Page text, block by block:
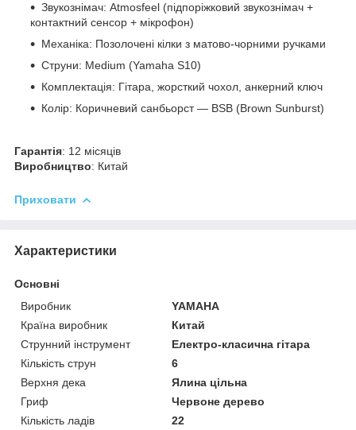
Звукознімач: Atmosfeel (підпоріжковий звукознімач +
контактний сенсор + мікрофон)
Механіка: Позолочені кілки з матово-чорними ручками
Струни: Medium (Yamaha S10)
Комплектація: Гітара, жорсткий чохол, анкерний ключ
Колір: Коричневий санбьорст — BSB (Brown Sunburst)
Гарантія: 12 місяців
Виробництво: Китай
Приховати
Характеристики
Основні
Виробник
YAMAHA
Країна виробник
Китай
Струнний інструмент
Електро-класична гітара
Кількість струн
6
Верхня дека
Ялина цільна
Гриф
Червоне дерево
Кількість ладів
22